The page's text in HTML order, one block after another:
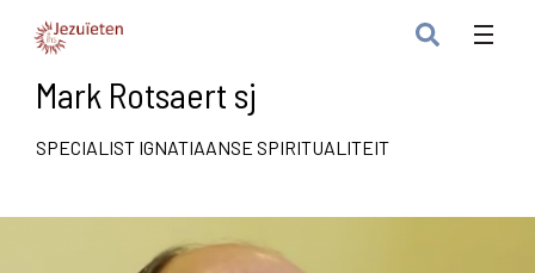
Mark Rotsaert sj
SPECIALIST IGNATIAANSE SPIRITUALITEIT